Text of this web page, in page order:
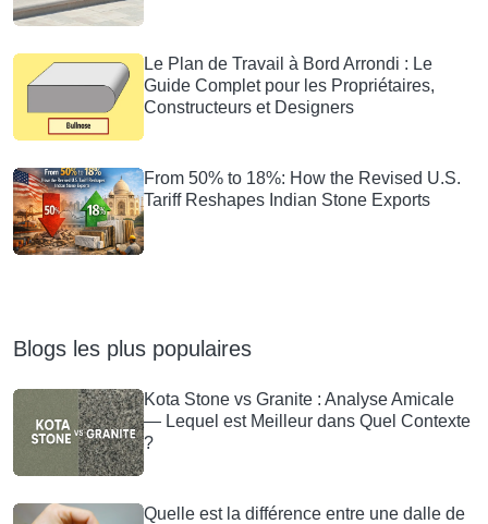
Le Plan de Travail à Bord Arrondi : Le
Guide Complet pour les Propriétaires,
Constructeurs et Designers
From 50% to 18%: How the Revised U.S.
Tariff Reshapes Indian Stone Exports
Blogs les plus populaires
Kota Stone vs Granite : Analyse Amicale
— Lequel est Meilleur dans Quel Contexte
?
Quelle est la différence entre une dalle de